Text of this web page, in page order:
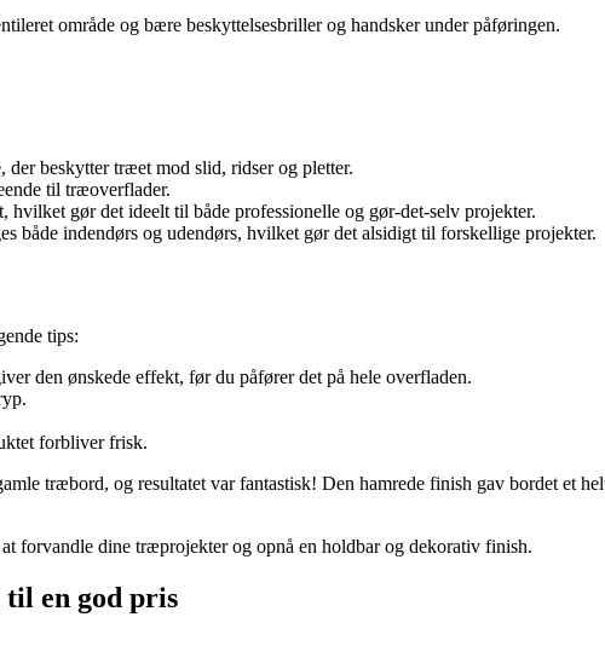
område og bære beskyttelsesbriller og handsker under påføringen.
beskytter træet mod slid, ridser og pletter.
til træoverflader.
gør det ideelt til både professionelle og gør-det-selv projekter.
både indendørs og udendørs, hvilket gør det alsidigt til forskellige projekter.
tips:
den ønskede effekt, før du påfører det på hele overfladen.
forbliver frisk.
træbord, og resultatet var fantastisk! Den hamrede finish gav bordet et
forvandle dine træprojekter og opnå en holdbar og dekorativ finish.
en god pris